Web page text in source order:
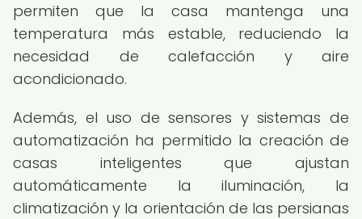
permiten que la casa mantenga una
temperatura más estable, reduciendo la
necesidad de calefacción y aire
acondicionado.
Además, el uso de sensores y sistemas de
automatización ha permitido la creación de
casas inteligentes que ajustan
automáticamente la iluminación, la
climatización y la orientación de las persianas